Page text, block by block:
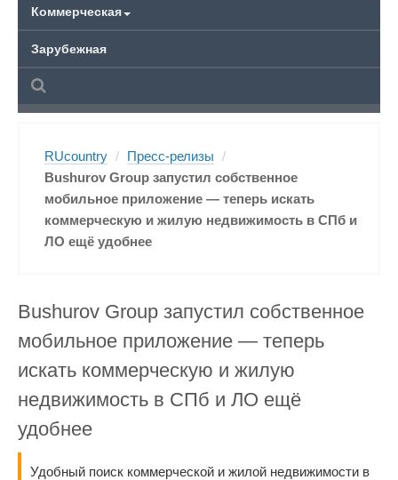
Коммерческая
Зарубежная
RUcountry / Пресс-релизы /
Bushurov Group запустил собственное
мобильное приложение — теперь искать
коммерческую и жилую недвижимость в СПб и
ЛО ещё удобнее
Bushurov Group запустил собственное
мобильное приложение — теперь
искать коммерческую и жилую
недвижимость в СПб и ЛО ещё
удобнее
Удобный поиск коммерческой и жилой недвижимости в